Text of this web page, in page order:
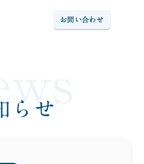
お問い合わせ
ついて
らせ